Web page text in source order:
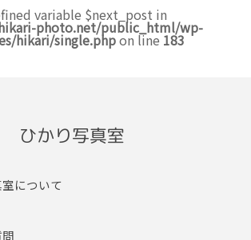
variable $next_post in
photo.net/public_html/wp-
hikari/single.phpon line 183
ひかり写真室
について